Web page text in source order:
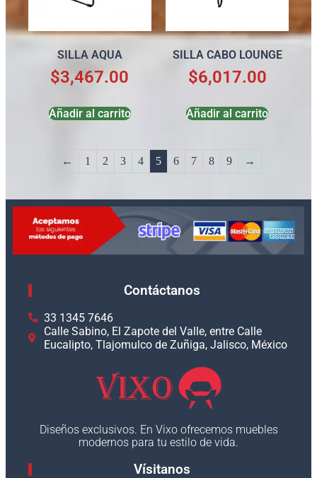
SILLA AQUA
$3,467.00
Añadir al carrito
SILLA CABO LOUNGE
$6,017.00
Añadir al carrito
← 1 2 3 4 5 6 7 8 9 →
Contáctanos
33 1345 7646
Calle Sabino, El Zapote del Valle, entre Calle
Eucalipto, Tlajomulco de Zuñiga, Jalisco, México
Diseños exclusivos. En Vixo ofrecemos muebles
modernos para tu estilo de vida.
Vísitanos